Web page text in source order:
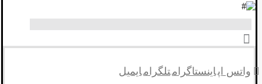
واتس اپاینستاگرامتلگرامایمیل